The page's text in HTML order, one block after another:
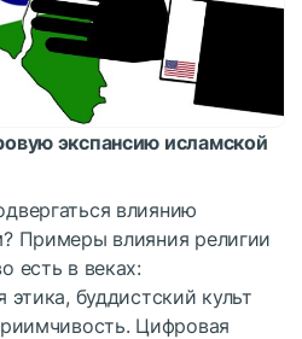
экспансию исламской
влиянию
Примеры влияния религии
есть в веках:
этика, буддистский культ
Цифровая